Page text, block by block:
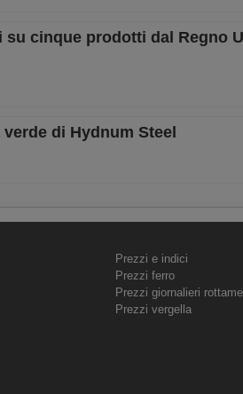
cinque prodotti dal Regno
di Hydnum Steel
Prezzi e indici
Prezzi ferro
Prezzi giornalieri rottame
Prezzi vergella